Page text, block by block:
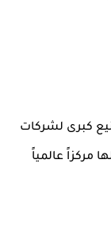
كبرى لشركات
مركزاً عالمياً